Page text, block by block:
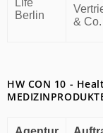
Life
Berlin
&
HW CON 10 -